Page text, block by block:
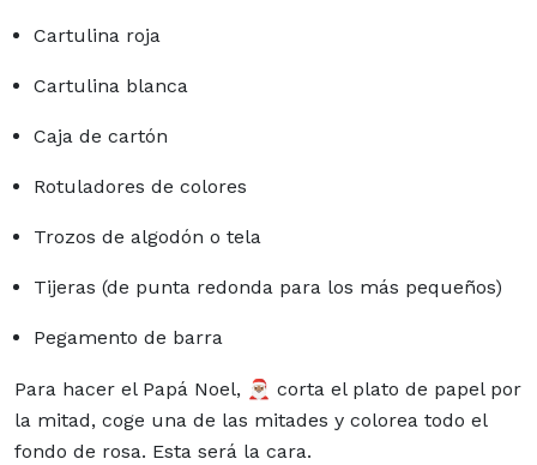
Cartulina roja
Cartulina blanca
Caja de cartón
Rotuladores de colores
Trozos de algodón o tela
Tijeras (de punta redonda para los más pequeños)
Pegamento de barra
Para hacer el Papá Noel, 🎅🏽 corta el plato de papel por
la mitad, coge una de las mitades y colorea todo el
fondo de rosa. Esta será la cara.